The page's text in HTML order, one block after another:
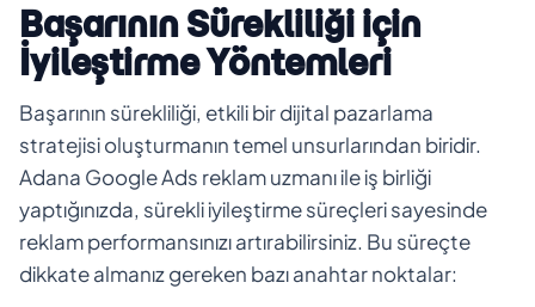
Başarının Sürekliliği için
İyileştirme Yöntemleri
Başarının sürekliliği, etkili bir dijital pazarlama
stratejisi oluşturmanın temel unsurlarından biridir.
Adana Google Ads reklam uzmanı ile iş birliği
yaptığınızda, sürekli iyileştirme süreçleri sayesinde
reklam performansınızı artırabilirsiniz. Bu süreçte
dikkate almanız gereken bazı anahtar noktalar: